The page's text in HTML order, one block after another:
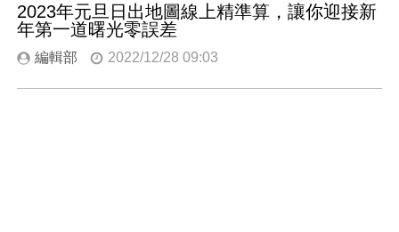
2023年元旦日出地圖 線上精準算，讓你迎接新
年第一道曙光零誤差
編輯部 2022/12/28 09:03